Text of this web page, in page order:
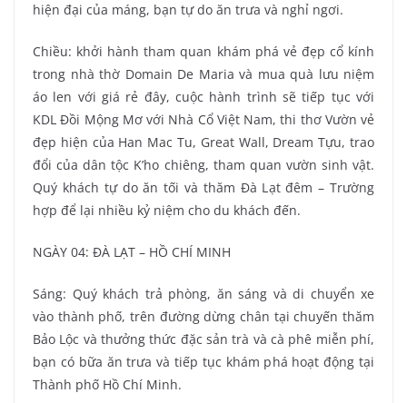
hiện đại của máng, bạn tự do ăn trưa và nghỉ ngơi.
Chiều: khởi hành tham quan khám phá vẻ đẹp cổ kính
trong nhà thờ Domain De Maria và mua quà lưu niệm
áo len với giá rẻ đây, cuộc hành trình sẽ tiếp tục với
KDL Đồi Mộng Mơ với Nhà Cổ Việt Nam, thi thơ Vườn vẻ
đẹp hiện của Han Mac Tu, Great Wall, Dream Tựu, trao
đổi của dân tộc K’ho chiêng, tham quan vườn sinh vật.
Quý khách tự do ăn tối và thăm Đà Lạt đêm – Trường
hợp để lại nhiều kỷ niệm cho du khách đến.
NGÀY 04: ĐÀ LẠT – HỒ CHÍ MINH
Sáng: Quý khách trả phòng, ăn sáng và di chuyển xe
vào thành phố, trên đường dừng chân tại chuyến thăm
Bảo Lộc và thưởng thức đặc sản trà và cà phê miễn phí,
bạn có bữa ăn trưa và tiếp tục khám phá hoạt động tại
Thành phố Hồ Chí Minh.